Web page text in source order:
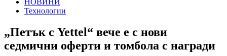
НОВИНИ
Технологии
„Петък с Yettel“ вече е с нови
седмични оферти и томбола с награди